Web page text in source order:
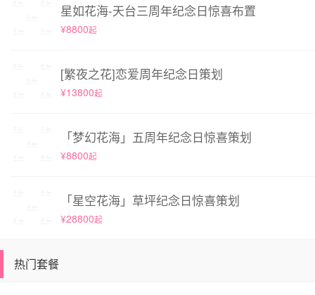
星如花海-天台三周年纪念日惊喜布置
¥8800起
[繁夜之花]恋爱周年纪念日策划
¥13800起
「梦幻花海」五周年纪念日惊喜策划
¥8800起
「星空花海」草坪纪念日惊喜策划
¥28800起
热门套餐